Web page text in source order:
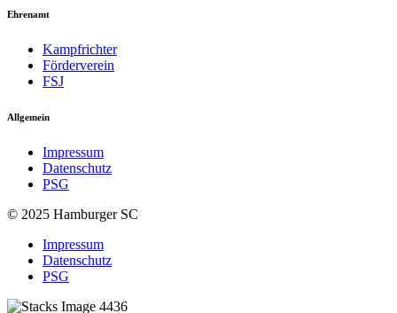
Ehrenamt
Kampfrichter
Förderverein
FSJ
Allgemein
Impressum
Datenschutz
PSG
© 2025 Hamburger SC
Impressum
Datenschutz
PSG